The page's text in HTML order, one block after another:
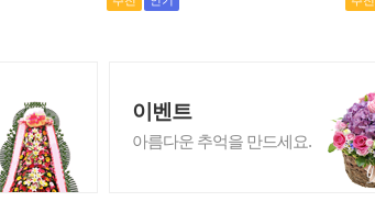
이벤트
아름다운 추억을 만드세요.